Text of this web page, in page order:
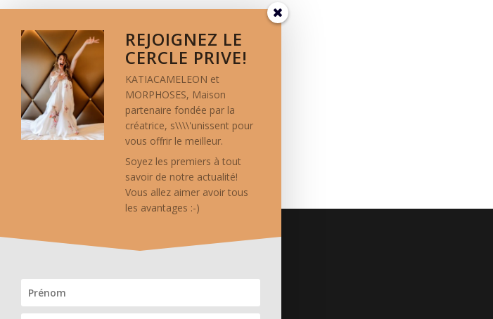
Logo réalisé par Thierry Mercier/ TMCC.
Stylisme: Katia Cameleon
REJOIGNEZ LE
CERCLE PRIVE!
KATIACAMELEON et
MORPHOSES, Maison
partenaire fondée par la
créatrice, s\\\\'unissent pour
vous offrir le meilleur.
Soyez les premiers à tout
savoir de notre actualité!
Vous allez aimer avoir tous
les avantages :-)